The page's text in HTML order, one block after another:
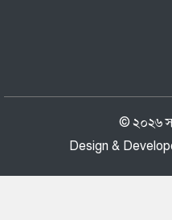
© ২০২৬
Design &